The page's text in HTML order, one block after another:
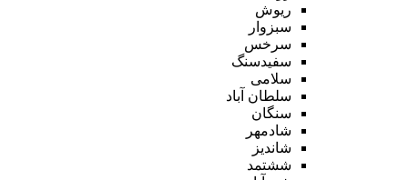
ریوش
سبزوار
سرخس
سفیدسنگ
سلامی
سلطان آباد
سنگان
شادمهر
شاندیز
ششتمد